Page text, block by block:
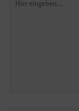
eingeben…